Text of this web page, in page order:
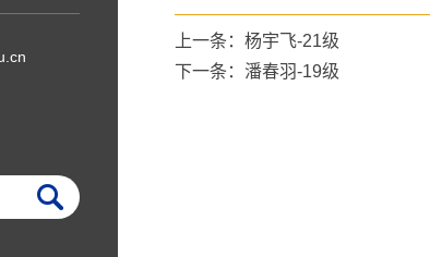
上一条：杨宇飞-21级
下一条：潘春羽-19级